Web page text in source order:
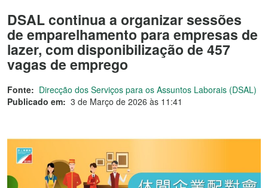
DSAL continua a organizar sessões
de emparelhamento para empresas de
lazer, com disponibilização de 457
vagas de emprego
Fonte: Direcção dos Serviços para os Assuntos Laborais (DSAL)
Publicado em: 3 de Março de 2026 às 11:41